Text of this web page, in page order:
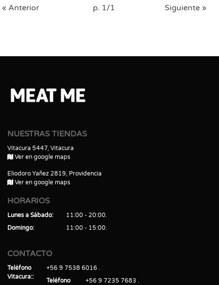
« Anterior p. 1/1 Siguiente »
NUESTRAS TIENDAS
Vitacura 5447, Vitacura
Ver en google maps
Eliodoro Yañez 2819, Providencia
Ver en google maps
HORARIOS
Lunes a Sábado
11:00 - 20:00
Domingo
11:00 - 15:00
CONTACTO
Teléfono
Vitacura:
+56 9 7538 6016
Teléfono
+56 9 7235 7683